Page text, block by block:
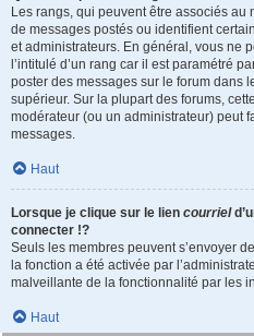
Les rangs, qui peuvent être associés au
de messages postés ou identifient
et administrateurs. En général, vous ne
l’intitulé d’un rang car il est paramétré
poster des messages sur le forum dans
supérieur. Sur la plupart des forums,
modérateur (ou un administrateur) peut
messages.
Haut
Lorsque je clique sur le lien courriel
connecter !?
Seuls les membres peuvent s’envoyer
la fonction a été activée par
malveillante de la fonctionnalité par les
Haut